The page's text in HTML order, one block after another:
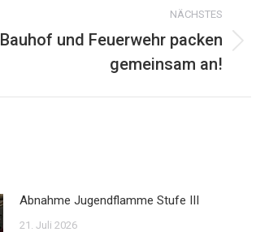
NÄCHSTES
Bauhof und Feuerwehr packen
gemeinsam an!
Abnahme Jugendflamme Stufe III
21. Juli 2026